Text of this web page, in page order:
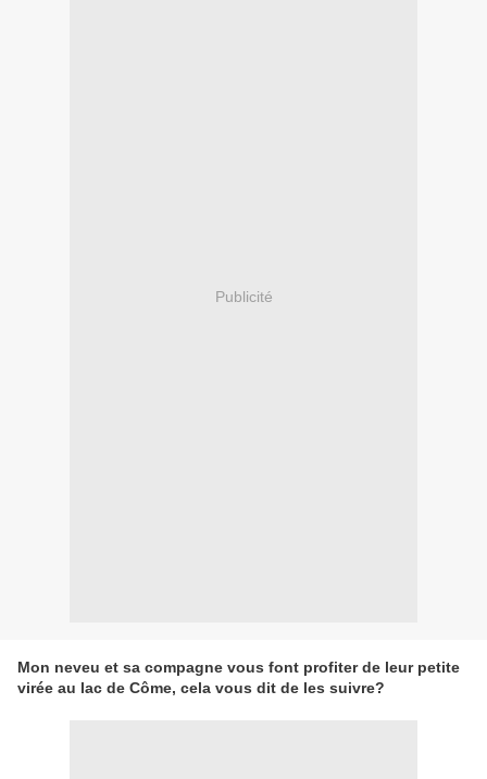
Publicité
Mon neveu et sa compagne vous font profiter de leur petite
virée au lac de Côme, cela vous dit de les suivre?